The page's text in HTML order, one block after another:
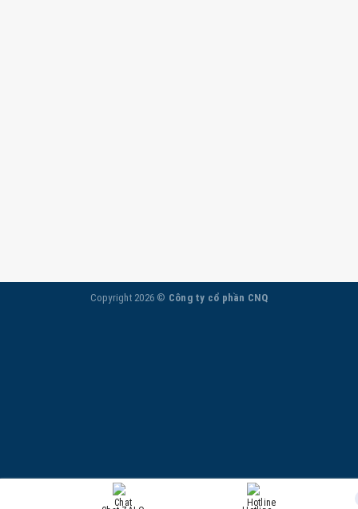
Copyright 2026 © Công ty cổ phần CNQ